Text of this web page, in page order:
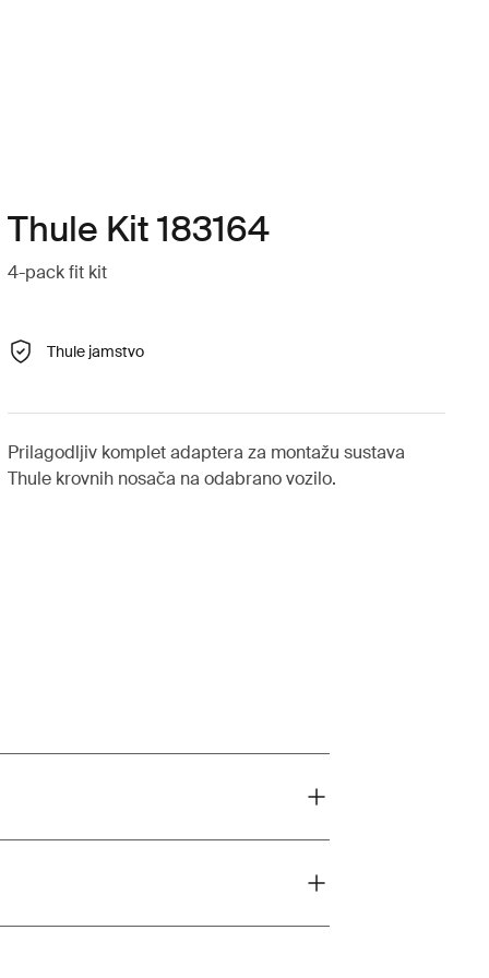
Thule Kit 183164
4-pack fit kit
Thule jamstvo
Prilagodljiv komplet adaptera za montažu sustava
Thule krovnih nosača na odabrano vozilo.